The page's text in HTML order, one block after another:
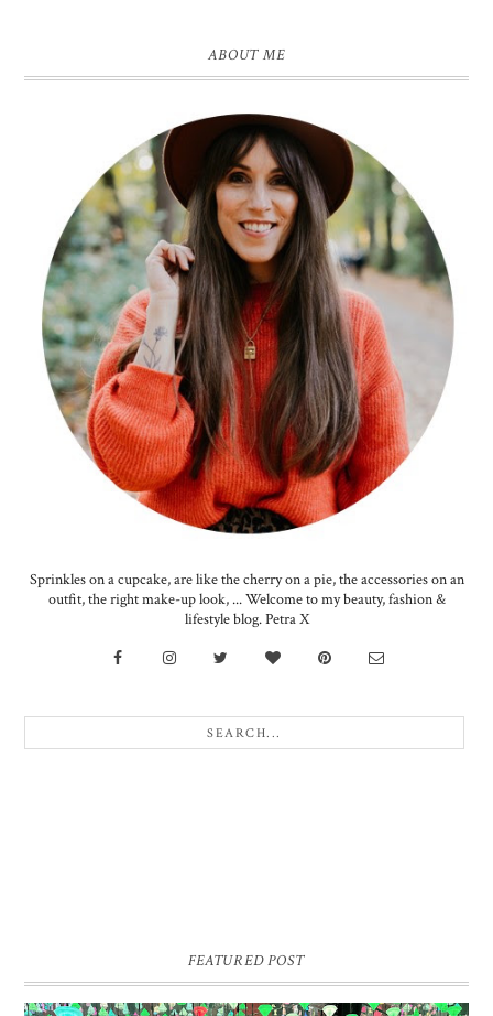
ABOUT ME
Sprinkles on a cupcake, are like the cherry on a pie, the accessories on an
outfit, the right make-up look, ... Welcome to my beauty, fashion &
lifestyle blog. Petra X
FEATURED POST